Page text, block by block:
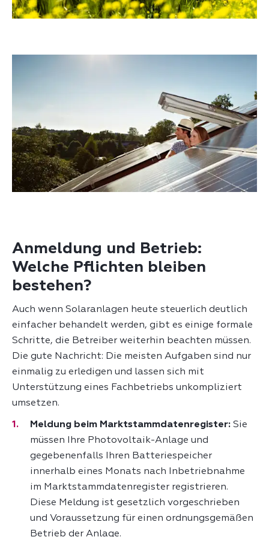
Anmeldung und Betrieb:
Welche Pflichten bleiben
bestehen?
Auch wenn Solaranlagen heute steuerlich deutlich
einfacher behandelt werden, gibt es einige formale
Schritte, die Betreiber weiterhin beachten müssen.
Die gute Nachricht: Die meisten Aufgaben sind nur
einmalig zu erledigen und lassen sich mit
Unterstützung eines Fachbetriebs unkompliziert
umsetzen.
Meldung beim Marktstammdatenregister: Sie
müssen Ihre Photovoltaik-Anlage und
gegebenenfalls Ihren Batteriespeicher
innerhalb eines Monats nach Inbetriebnahme
im Marktstammdatenregister registrieren.
Diese Meldung ist gesetzlich vorgeschrieben
und Voraussetzung für einen ordnungsgemäßen
Betrieb der Anlage.